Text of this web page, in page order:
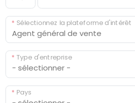
* Sélectionnez la plateforme d'intérêt
* Type d'entreprise
* Pays